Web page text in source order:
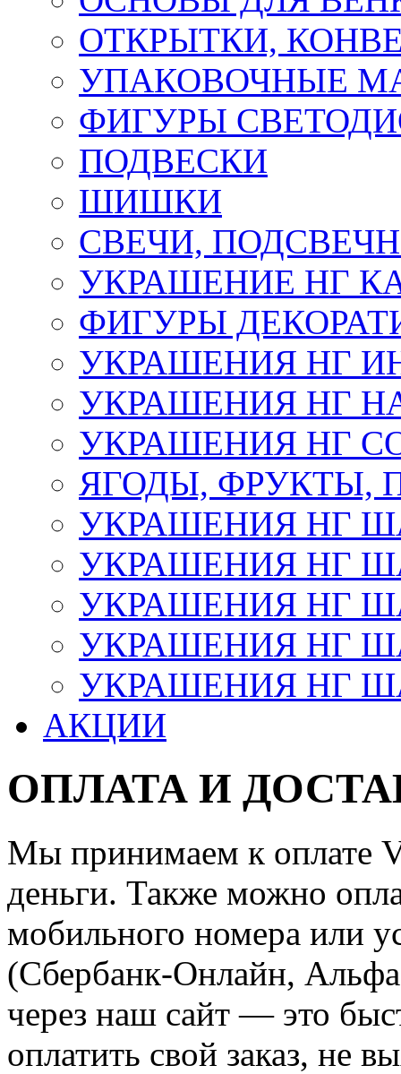
ОТКРЫТКИ,
УПАКОВОЧНЫЕ
ФИГУРЫ
ПОДВЕСКИ
ШИШКИ
СВЕЧИ,
УКРАШЕНИЕ НГ
ФИГУРЫ
УКРАШЕНИЯ НГ
УКРАШЕНИЯ НГ
УКРАШЕНИЯ НГ
ЯГОДЫ, ФРУКТЫ,
УКРАШЕНИЯ НГ
УКРАШЕНИЯ НГ
УКРАШЕНИЯ НГ
УКРАШЕНИЯ НГ
УКРАШЕНИЯ НГ
АКЦИИ
ОПЛАТА И
Мы принимаем к оплате
деньги. Также можно
мобильного номера или
(Сбербанк-Онлайн,
через наш сайт — это
оплатить свой заказ, не